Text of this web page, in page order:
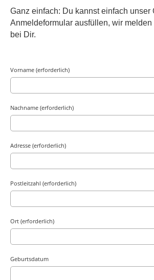
Ganz einfach: Du kannst einfach unser
Anmeldeformular ausfüllen, wir
bei Dir.
Vorname (erforderlich)
Nachname (erforderlich)
Adresse (erforderlich)
Postleitzahl (erforderlich)
Ort (erforderlich)
Geburtsdatum